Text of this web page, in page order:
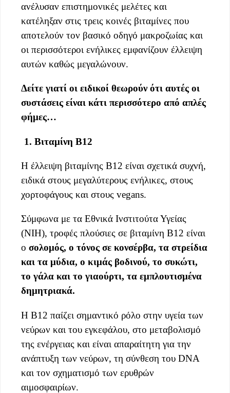
ανέλυσαν επιστημονικές μελέτες και
κατέληξαν στις τρεις κοινές βιταμίνες που
αποτελούν τον βασικό οδηγό μακροζωίας και
οι περισσότεροι ενήλικες εμφανίζουν έλλειψη
αυτών καθώς μεγαλώνουν.
Δείτε γιατί οι ειδικοί θεωρούν ότι αυτές οι
συστάσεις είναι κάτι περισσότερο από απλές
φήμες…
1. Βιταμίνη B12
Η έλλειψη βιταμίνης B12 είναι σχετικά συχνή,
ειδικά στους μεγαλύτερους ενήλικες, στους
χορτοφάγους και στους vegans.
Σύμφωνα με τα Εθνικά Ινστιτούτα Υγείας
(NIH), τροφές πλούσιες σε βιταμίνη B12 είναι
ο σολομός, ο τόνος σε κονσέρβα, τα στρείδια
και τα μύδια, ο κιμάς βοδινού, το συκώτι,
το γάλα και το γιαούρτι, τα εμπλουτισμένα
δημητριακά.
Η B12 παίζει σημαντικό ρόλο στην υγεία των
νεύρων και του εγκεφάλου, στο μεταβολισμό
της ενέργειας και είναι απαραίτητη για την
ανάπτυξη των νεύρων, τη σύνθεση του DNA
και τον σχηματισμό των ερυθρών
αιμοσφαιρίων.